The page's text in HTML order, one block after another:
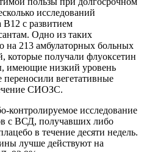
исследований
с развитием
Одно из таких
на 213 амбулаторных больных
которые получали флуоксетин
имеющие низкий уровень
вегетативные
СИОЗС.
контролируемое исследование
с ВСД, получавших либо
в течение десяти недель.
лучше действуют на